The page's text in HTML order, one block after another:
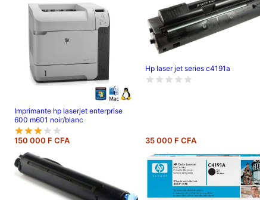
Imprimante hp laserjet enterprise
600 m601 noir/blanc
150 000 F CFA
Hp laser jet series c4191a
35 000 F CFA